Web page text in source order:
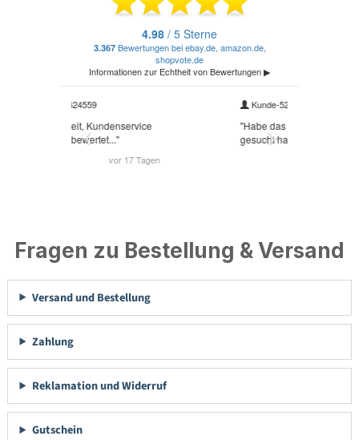
Fragen zu Bestellung & Versand
Versand und Bestellung
Zahlung
Reklamation und Widerruf
Gutschein